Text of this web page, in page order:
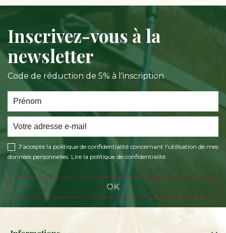
Inscrivez-vous à la
newsletter
Code de réduction de 5% à l'inscription
J'accepte la politique de confidentialité concernant l'utilisation de mes
données personnelles. Lire la politique de confidentialité